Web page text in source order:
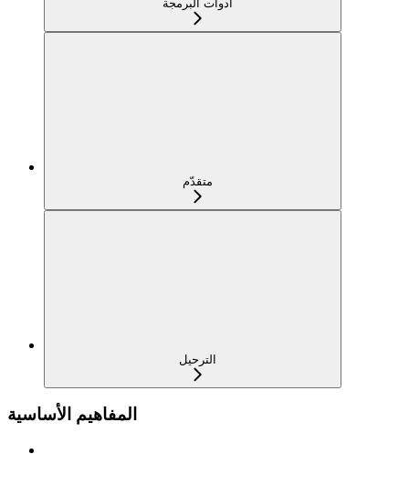
أدوات البرمجة
متقدّم
الترحيل
المفاهيم الأساسية